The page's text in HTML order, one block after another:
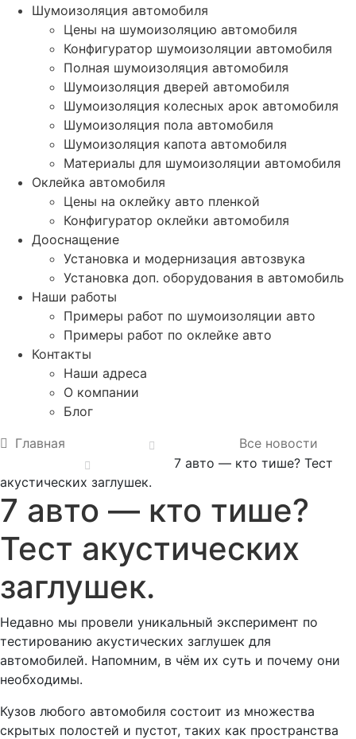
Шумоизоляция автомобиля
Цены на шумоизоляцию автомобиля
Конфигуратор шумоизоляции автомобиля
Полная шумоизоляция автомобиля
Шумоизоляция дверей автомобиля
Шумоизоляция колесных арок автомобиля
Шумоизоляция пола автомобиля
Шумоизоляция капота автомобиля
Материалы для шумоизоляции автомобиля
Оклейка автомобиля
Цены на оклейку авто пленкой
Конфигуратор оклейки автомобиля
Дооснащение
Установка и модернизация автозвука
Установка доп. оборудования в автомобиль
Наши работы
Примеры работ по шумоизоляции авто
Примеры работ по оклейке авто
Контакты
Наши адреса
О компании
Блог
Главная
Все новости
7 авто — кто тише? Тест
акустических заглушек.
7 авто — кто тише?
Тест акустических
заглушек.
Недавно мы провели уникальный эксперимент по
тестированию акустических заглушек для
автомобилей. Напомним, в чём их суть и почему они
необходимы.
Кузов любого автомобиля состоит из множества
скрытых полостей и пустот, таких как пространства